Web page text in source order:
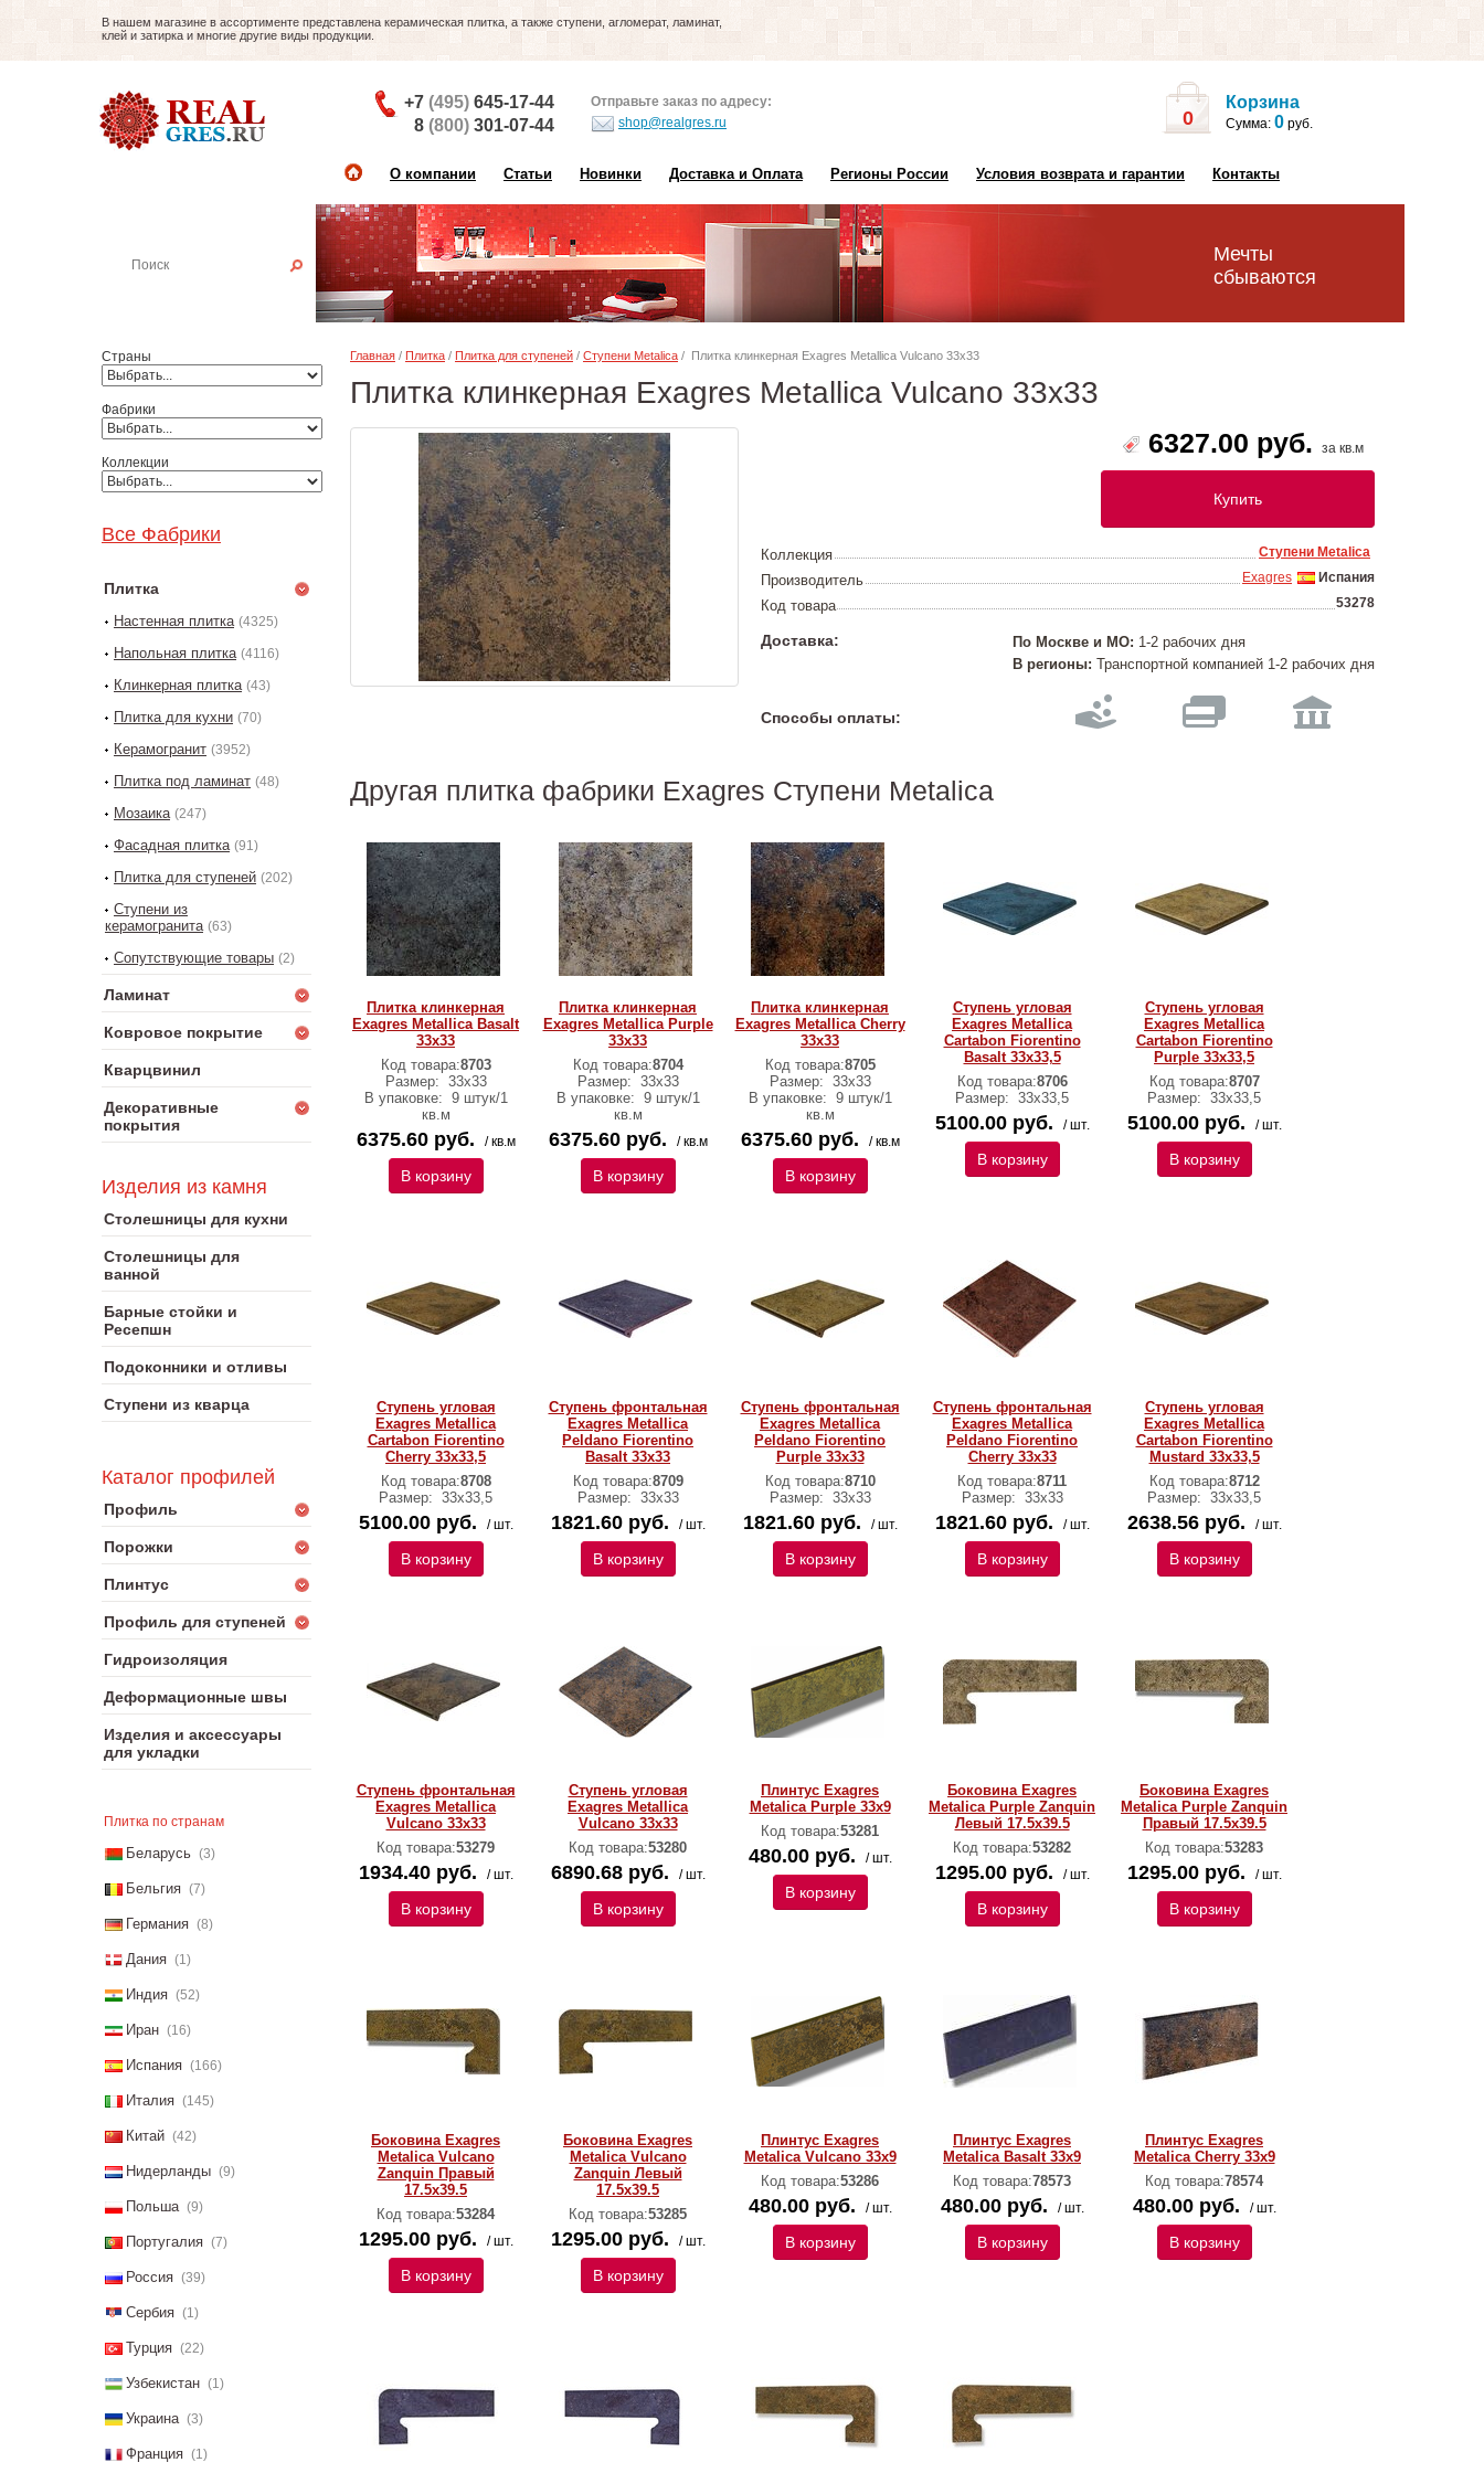
В нашем магазине в ассортименте представлена керамическая плитка, а также ступени, агломерат, ламинат,
клей и затирка и многие другие виды продукции.
+7 (495) 645-17-44
8 (800) 301-07-44
Отправьте заказ по адресу:
shop@realgres.ru
0
Корзина
Сумма: 0 руб.
О компании Статьи Новинки Доставка и Оплата Регионы России Условия возврата и гарантии Контакты
Мечты
сбываются
Страны
Фабрики
Коллекции
Все Фабрики
Плитка
Настенная плитка (4325)
Напольная плитка (4116)
Клинкерная плитка (43)
Плитка для кухни (70)
Керамогранит (3952)
Плитка под ламинат (48)
Мозаика (247)
Фасадная плитка (91)
Плитка для ступеней (202)
Ступени из
керамогранита (63)
Сопутствующие товары (2)
Ламинат
Ковровое покрытие
Кварцвинил
Декоративные
покрытия
Изделия из камня
Столешницы для кухни
Столешницы для
ванной
Барные стойки и
Ресепшн
Подоконники и отливы
Ступени из кварца
Каталог профилей
Профиль
Порожки
Плинтус
Профиль для ступеней
Гидроизоляция
Деформационные швы
Изделия и аксессуары
для укладки
Плитка по странам
Беларусь (3)
Бельгия (7)
Германия (8)
Дания (1)
Индия (52)
Иран (16)
Испания (166)
Италия (145)
Китай (42)
Нидерланды (9)
Польша (9)
Португалия (7)
Россия (39)
Сербия (1)
Турция (22)
Узбекистан (1)
Украина (3)
Франция (1)
Главная / Плитка / Плитка для ступеней / Ступени Metalica / Плитка клинкерная Exagres Metallica Vulcano 33х33
Плитка клинкерная Exagres Metallica Vulcano 33х33
6327.00 руб. за кв.м
Купить
Коллекция Ступени Metalica
Производитель Испания
Exagres
Код товара 53278
Доставка: По Москве и МО: 1-2 рабочих дня
В регионы: Транспортной компанией 1-2 рабочих дня
Способы оплаты:
Другая плитка фабрики Exagres Ступени Metalica
Плитка клинкерная
Exagres Metallica Basalt
33х33
Код товара:8703
Размер: 33х33
В упаковке: 9 штук/1
кв.м
6375.60 руб. / кв.м
В корзину
Плитка клинкерная
Exagres Metallica Purple
33х33
Код товара:8704
Размер: 33х33
В упаковке: 9 штук/1
кв.м
6375.60 руб. / кв.м
В корзину
Плитка клинкерная
Exagres Metallica Cherry
33х33
Код товара:8705
Размер: 33х33
В упаковке: 9 штук/1
кв.м
6375.60 руб. / кв.м
В корзину
Ступень угловая
Exagres Metallica
Cartabon Fiorentino
Basalt 33х33,5
Код товара:8706
Размер: 33х33,5
5100.00 руб. / шт.
В корзину
Ступень угловая
Exagres Metallica
Cartabon Fiorentino
Purple 33х33,5
Код товара:8707
Размер: 33х33,5
5100.00 руб. / шт.
В корзину
Ступень угловая
Exagres Metallica
Cartabon Fiorentino
Cherry 33х33,5
Код товара:8708
Размер: 33х33,5
5100.00 руб. / шт.
В корзину
Ступень фронтальная
Exagres Metallica
Peldano Fiorentino
Basalt 33х33
Код товара:8709
Размер: 33х33
1821.60 руб. / шт.
В корзину
Ступень фронтальная
Exagres Metallica
Peldano Fiorentino
Purple 33х33
Код товара:8710
Размер: 33х33
1821.60 руб. / шт.
В корзину
Ступень фронтальная
Exagres Metallica
Peldano Fiorentino
Cherry 33х33
Код товара:8711
Размер: 33х33
1821.60 руб. / шт.
В корзину
Ступень угловая
Exagres Metallica
Cartabon Fiorentino
Mustard 33х33,5
Код товара:8712
Размер: 33х33,5
2638.56 руб. / шт.
В корзину
Ступень фронтальная
Exagres Metallica
Vulcano 33х33
Код товара:53279
1934.40 руб. / шт.
В корзину
Ступень угловая
Exagres Metallica
Vulcano 33х33
Код товара:53280
6890.68 руб. / шт.
В корзину
Плинтус Exagres
Metalica Purple 33х9
Код товара:53281
480.00 руб. / шт.
В корзину
Боковина Exagres
Metalica Purple Zanquin
Левый 17.5х39.5
Код товара:53282
1295.00 руб. / шт.
В корзину
Боковина Exagres
Metalica Purple Zanquin
Правый 17.5х39.5
Код товара:53283
1295.00 руб. / шт.
В корзину
Боковина Exagres
Metalica Vulcano
Zanquin Правый
17.5х39.5
Код товара:53284
1295.00 руб. / шт.
В корзину
Боковина Exagres
Metalica Vulcano
Zanquin Левый
17.5х39.5
Код товара:53285
1295.00 руб. / шт.
В корзину
Плинтус Exagres
Metalica Vulcano 33х9
Код товара:53286
480.00 руб. / шт.
В корзину
Плинтус Exagres
Metalica Basalt 33х9
Код товара:78573
480.00 руб. / шт.
В корзину
Плинтус Exagres
Metalica Cherry 33х9
Код товара:78574
480.00 руб. / шт.
В корзину